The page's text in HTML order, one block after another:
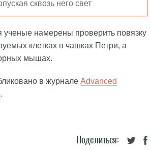
сквозь него свет
намерены проверить повязку
клетках в чашках Петри, а
мышах.
в журнале Advanced
.
Поделиться: